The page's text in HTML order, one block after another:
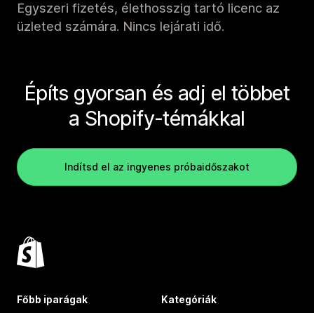
Egyszeri fizetés, élethosszig tartó licenc az
üzleted számára. Nincs lejárati idő.
Építs gyorsan és adj el többet
a Shopify-témákkal
Indítsd el az ingyenes próbaidőszakot
Főbb iparágak Kategóriák